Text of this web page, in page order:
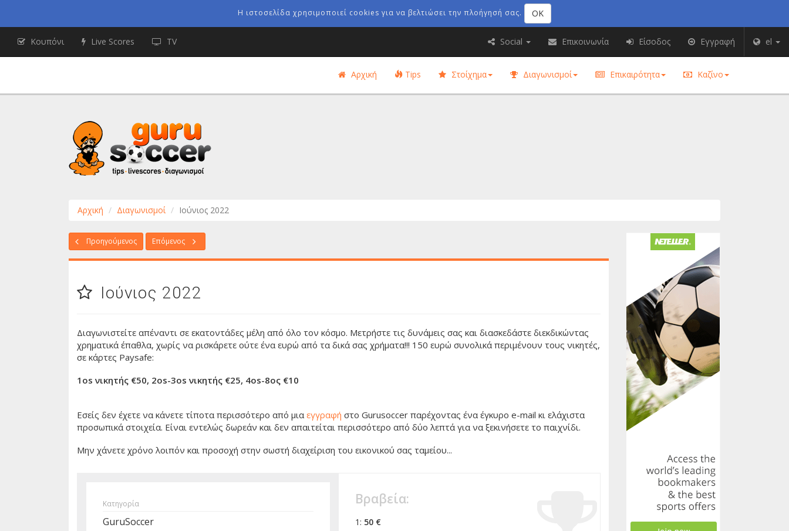
Η ιστοσελίδα χρησιμοποιεί cookies για να βελτιώσει την πλοήγησή σας. OK
Αρχική Tips Στοίχημα Διαγωνισμοί Επικαιρότητα Καζίνο
Αρχική Διαγωνισμοί Ιούνιος 2022
Προηγούμενος Επόμενος
Ιούνιος 2022
Διαγωνιστείτε απέναντι σε εκατοντάδες μέλη από όλο τον κόσμο. Μετρήστε τις δυνάμεις σας και διασκεδάστε διεκδικώντας
χρηματικά έπαθλα, χωρίς να ρισκάρετε ούτε ένα ευρώ από τα δικά σας χρήματα!!! 150 ευρώ συνολικά περιμένουν τους νικητές,
σε κάρτες Paysafe:
1os νικητής €50, 2os-3os νικητής €25, 4os-8ος €10
Εσείς δεν έχετε να κάνετε τίποτα περισσότερο από μια εγγραφή στο Gurusoccer παρέχοντας ένα έγκυρο e-mail κι ελάχιστα
προσωπικά στοιχεία. Eίναι εντελώς δωρεάν και δεν απαιτείται περισσότερο από δύο λεπτά για να ξεκινήσετε το παιχνίδι.
Mην χάνετε χρόνο λοιπόν και προσοχή στην σωστή διαχείριση του εικονικού σας ταμείου...
Κατηγορία
GuruSoccer
Βραβεία:
1: 50 €
Social Επικοινωνία Είσοδος Εγγραφή el
Κουπόνι Live Scores TV